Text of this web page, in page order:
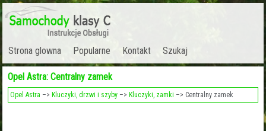
Strona glowna Popularne Kontakt Szukaj
Opel Astra: Centralny zamek
Opel Astra –> Kluczyki, drzwi i szyby –> Kluczyki, zamki –> Centralny zamek